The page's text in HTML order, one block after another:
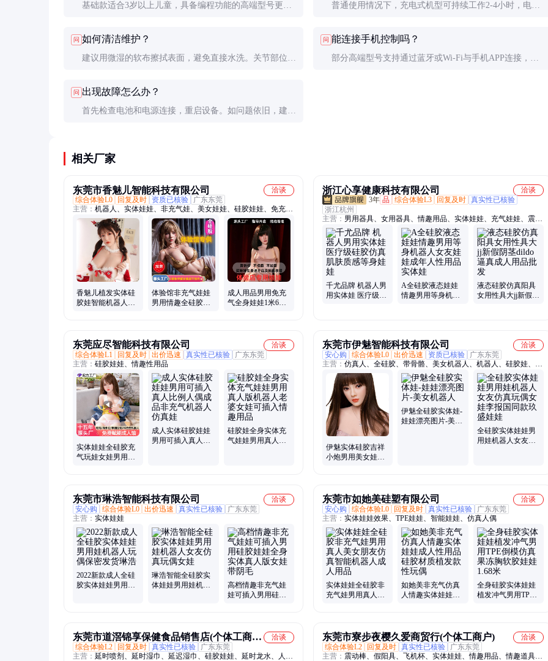
基础款适合3岁以上儿童，具备编程功能的高端型号更适
示。
普通使用情况下，充电式机型可持续工作2-4小时，电池
问 如何清洁维护？
建议用微湿的软布擦拭表面，避免直接水洗。关节部位可
问 能连接手机控制吗？
部分高端型号支持通过蓝牙或Wi-Fi与手机APP连接，实
问 出现故障怎么办？
首先检查电池和电源连接，重启设备。如问题依旧，建议
相关厂家
东莞市香魅儿智能科技有限公司
洽谈
综合体验L0
回复及时 资质已核验
广东东莞
主营： 机器人、实体娃娃、非充气娃、美女娃娃、硅胶娃娃、免充气
娃娃、男用充气娃娃、全息投影、点歌设备、男用仿真人硅胶
香魅儿植发实体硅
胶娃智能机器人女
体验馆非充气娃娃
男用情趣全硅胶实
成人用品男用免充
气全身娃娃1米6仿
浙江心享健康科技有限公司
洽谈
3年 品 综合体验L3 回复及时 真实性已核验
浙江杭州
主营： 男用器具、女用器具、情趣用品、实体娃娃、充气娃娃、震动
棒、飞机杯、名器倒模、情趣跳蛋、延时喷剂、前列腺按摩器、润滑
剂、后庭用品
千尤品牌 机器人男
用实体娃 医疗级硅
A全硅胶液态娃娃
情趣男用等身机器
液态硅胶仿真阳具
女用性具大jj新假阴
东莞应尽智能科技有限公司
洽谈
综合体验L1
回复及时 出价迅速 真实性已核验
广东东莞
主营： 硅胶娃娃、情趣性用品
实体娃娃全硅胶充
气玩娃女娃男用真
成人实体硅胶娃娃
男用可插入真人比
硅胶娃全身实体充
气娃娃男用真人版
东莞市伊魅智能科技有限公司
洽谈
安心购
综合体验L0 出价迅速 资质已核验
广东东莞
主营： 仿真人、全硅胶、带骨骼、美女机器人、机器人、硅胶娃、实
体娃娃、全实体、带骨架、硅胶带、非冲气、男用真人、带阴毛、av
女优气、酒店智能、硅胶成人、智能加热、冲气美女、智能美女、冲
气硅胶、硅胶仿真、智能高仿、手办女可、硅胶用具、成人仿真
伊魅实体硅胶吉祥
小炮男用美女娃盛
伊魅全硅胶实体娃-
娃娃漂亮图片-美女
全硅胶实体娃娃男
用娃机器人女友仿
东莞市琳浩智能科技有限公司
洽谈
安心购
综合体验L0 出价迅速 真实性已核验
广东东莞
主营： 实体娃娃
2022新款成人全硅
胶实体娃娃男用娃
琳浩智能全硅胶实
体娃娃男用娃机器
高档情趣非充气娃
娃可插入男用硅胶
东莞市如她美硅塑有限公司
洽谈
安心购
综合体验L0 回复及时 真实性已核验
广东东莞
主营： 实体娃娃效果、TPE娃娃、智能娃娃、仿真人偶
实体娃娃全硅胶非
充气娃男用真人美
如她美非充气仿真
人情趣实体娃娃成
全身硅胶实体娃娃
植发冲气男用TPE
东莞市道滘锦享保健食品销售店(个体工商
户)
洽谈
综合体验L2
回复及时 真实性已核验
广东东莞
主营： 延时喷剂、延时湿巾、延迟湿巾、硅胶娃娃、延时龙水、人体
东莞市寮步夜樱久爱商贸行(个体工商户)
洽谈
综合体验L2
回复及时 真实性已核验
广东东莞
主营： 震动棒、假阳具、飞机杯、实体娃娃、情趣用品、情趣道具、